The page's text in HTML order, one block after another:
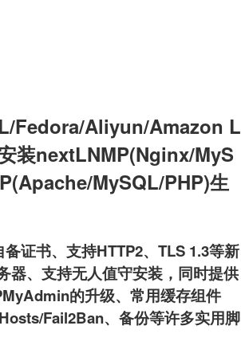
Fedora/Aliyun/Amazon L
装nextLNMP(Nginx/MyS
MySQL/PHP)生
证书、支持HTTP2、TLS 1.3等新
器、支持无人值守安装，同时提供
的升级、常用缓存组件
Fail2Ban、备份等许多实用脚